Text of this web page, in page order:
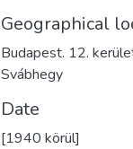
Geographical
Budapest. 12.
Svábhegy
Date
[1940 körül]